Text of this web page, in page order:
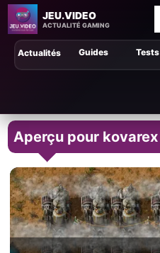
JEU.VIDEO
ACTUALITÉ GAMING
Guides Tests
Actualités
Aperçu pour kovarex